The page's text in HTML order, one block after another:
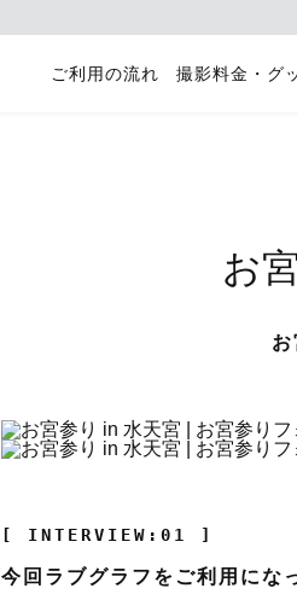
ご利用の流れ 撮影料金・グ
お
[ INTERVIEW:01 ]
今回ラブグラフをご利用にな